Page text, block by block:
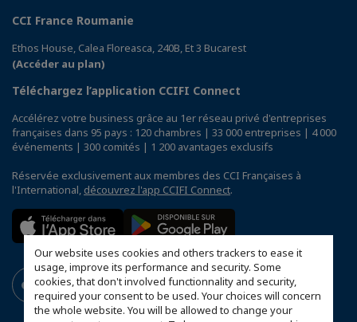
Our website uses cookies and others trackers to ease it
usage, improve its performance and security. Some
cookies, that don't involved functionnality and security,
required your consent to be used. Your choices will concern
the whole website. You will be allowed to change your
CCI France Roumanie
Ethos House, Calea Floreasca, 240B, Et 3 Bucarest
(Accéder au plan)
Téléchargez l’application CCIFI Connect
Accélérez votre business grâce au 1er réseau privé d'entreprises
françaises dans 95 pays : 120 chambres | 33 000 entreprises | 4 000
événements | 300 comités | 1 200 avantages exclusifs
Réservée exclusivement aux membres des CCI Françaises à
l'International, découvrez l'app CCIFI Connect.